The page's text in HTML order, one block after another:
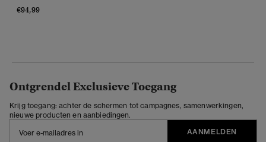
€94,99
Ontgrendel Exclusieve Toegang
Krijg toegang: achter de schermen tot campagnes, samenwerkingen,
nieuwe producten en aanbiedingen.
AANMELDEN